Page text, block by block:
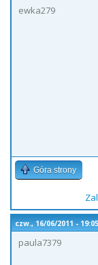
ewka279
Góra strony
czw., 16/06/2011 - 19:05
paula7379